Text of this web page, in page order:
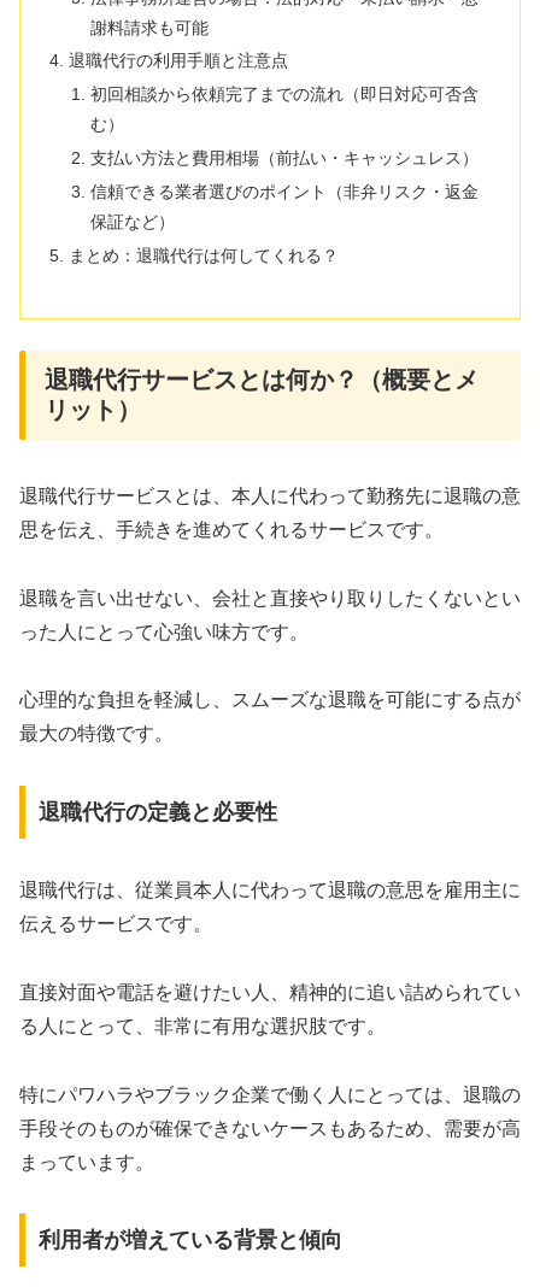
謝料請求も可能
退職代行の利用手順と注意点
初回相談から依頼完了までの流れ（即日対応可否含
む）
支払い方法と費用相場（前払い・キャッシュレス）
信頼できる業者選びのポイント（非弁リスク・返金
保証など）
まとめ：退職代行は何してくれる？
退職代行サービスとは何か？（概要とメ
リット）
退職代行サービスとは、本人に代わって勤務先に退職の意
思を伝え、手続きを進めてくれるサービスです。
退職を言い出せない、会社と直接やり取りしたくないとい
った人にとって心強い味方です。
心理的な負担を軽減し、スムーズな退職を可能にする点が
最大の特徴です。
退職代行の定義と必要性
退職代行は、従業員本人に代わって退職の意思を雇用主に
伝えるサービスです。
直接対面や電話を避けたい人、精神的に追い詰められてい
る人にとって、非常に有用な選択肢です。
特にパワハラやブラック企業で働く人にとっては、退職の
手段そのものが確保できないケースもあるため、需要が高
まっています。
利用者が増えている背景と傾向